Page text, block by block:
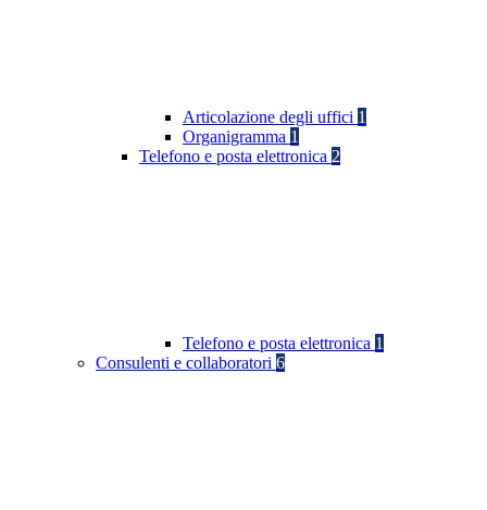
Articolazione degli uffici 1
Organigramma 1
Telefono e posta elettronica 2
Telefono e posta elettronica 1
Consulenti e collaboratori 6